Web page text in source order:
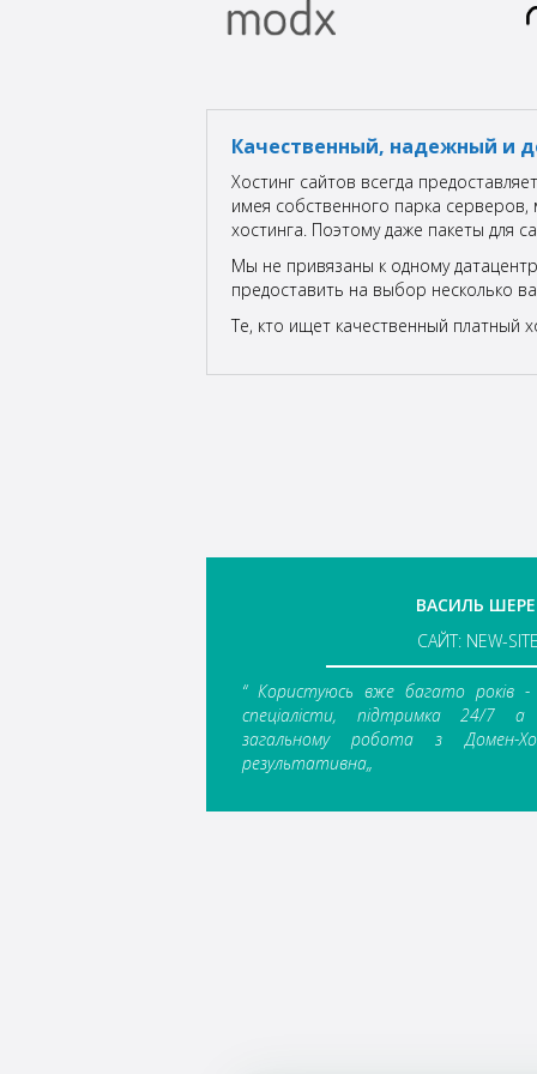
Качественный, надежный и
Хостинг сайтов всегда
имея собственного парка
хостинга. Поэтому даже пакеты для
Мы не привязаны к одному
предоставить на выбор несколько
Те, кто ищет качественный платный
ВАСИЛЬ
САЙТ: NEW-
“ Користуюсь вже багато років -
спеціалісти, підтримка 24/7
загальному робота з Домен-
результативна„